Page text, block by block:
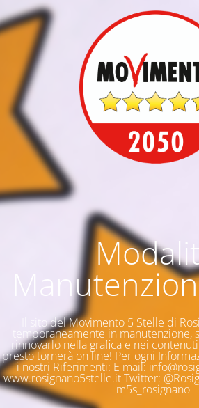
Il sito del Movimento 5 Stelle di
temporaneamente in manutenzione,
rinnovarlo nella grafica e nei
presto tornerà on line! Per ogni
i nostri Riferimenti: E mail:
www.rosignano5stelle.it Twitter:
m5s_rosignano